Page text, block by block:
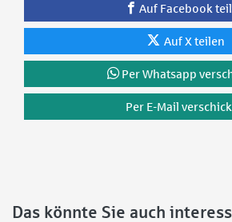
Auf Facebook
Auf X teilen
Per Whatsapp
Per E-Mail
Das könnte Sie auch